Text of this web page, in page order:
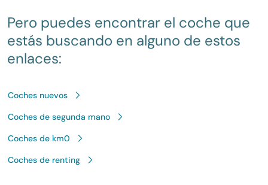
Pero puedes encontrar el coche que
estás buscando en alguno de estos
enlaces:
Coches nuevos
Coches de segunda mano
Coches de km0
Coches de renting